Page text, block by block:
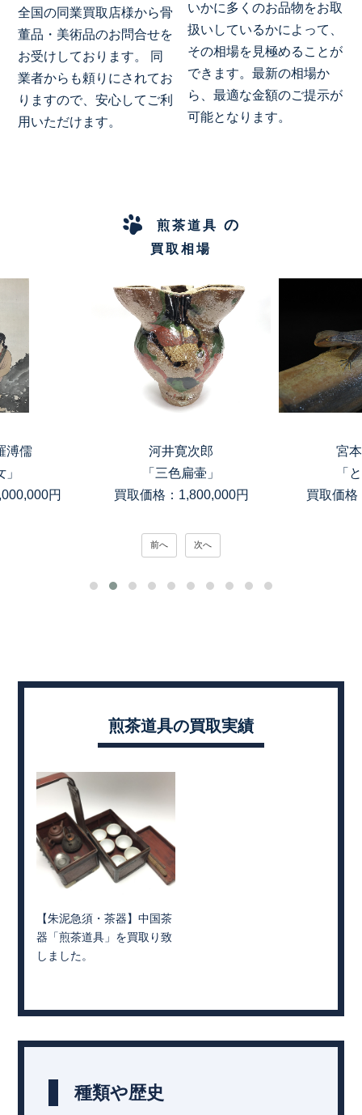
全国の同業買取店様から骨
董品・美術品のお問合せを
お受けしております。 同
業者からも頼りにされてお
りますので、安心してご利
用いただけます。
いかに多くのお品物をお取
扱いしているかによって、
その相場を見極めることが
できます。最新の相場か
ら、最適な金額のご提示が
可能となります。
煎茶道具 の
買取相場
郎
」
円
宮本理三郎
「とかげ」
買取価格：150,000円
高
「銀滴岩
買取価格
前へ 次へ
煎茶道具の買取実績
【朱泥急須・茶器】中国茶
器「煎茶道具」を買取り致
しました。
種類や歴史